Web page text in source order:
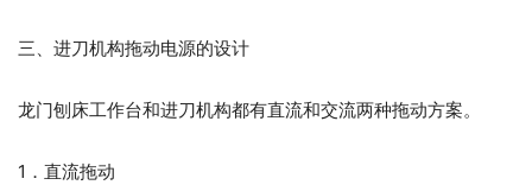
三、进刀机构拖动电源的设计
龙门刨床工作台和进刀机构都有直流和交流两种拖动方案。
1．直流拖动